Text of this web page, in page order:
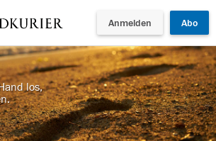
Anmelden Abo
los,